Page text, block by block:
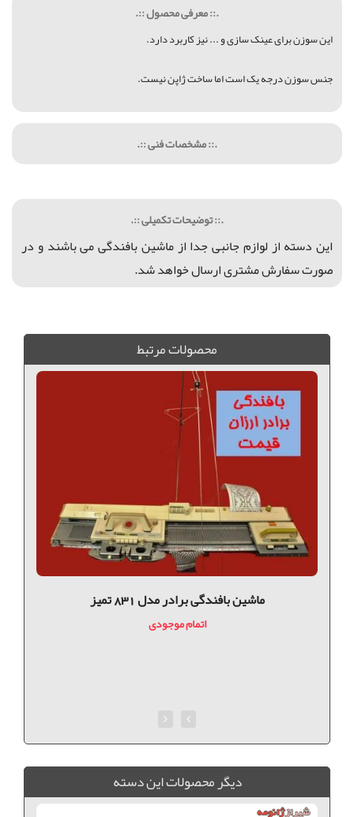
.:: معرفی محصول ::.
این سوزن برای عینک سازی و ... نیز کاربرد دارد.
جنس سوزن درجه یک است اما ساخت ژاپن نیست.
.:: مشخصات فنی ::.
.:: توضیحات تکمیلی ::.
این دسته از لوازم جانبی جدا از ماشین بافندگی می باشند و در
صورت سفارش مشتری ارسال خواهد شد.
محصولات مرتبط
ماشین بافندگی برادر مدل 831 تميز
اتمام موجودی
ديگر محصولات اين دسته